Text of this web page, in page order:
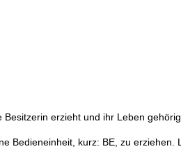
erzieht und ihr Leben
kurz: BE, zu